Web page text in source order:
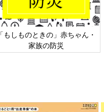
「もしものときの」赤ちゃん・
家族の防災